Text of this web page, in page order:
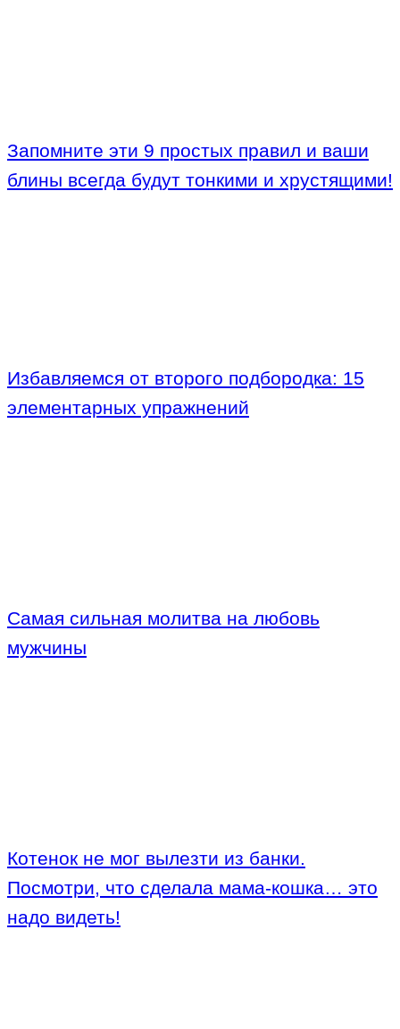
Запомните эти 9 простых правил и ваши
блины всегда будут тонкими и хрустящими!
Избавляемся от второго подбородка: 15
элементарных упражнений
Самая сильная молитва на любовь
мужчины
Котенок не мог вылезти из банки.
Посмотри, что сделала мама-кошка… это
надо видеть!